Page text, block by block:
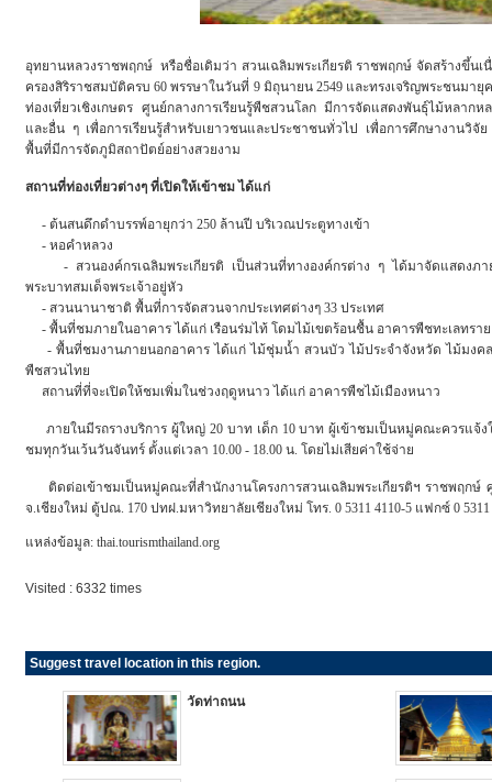
อุทยานหลวงราชพฤกษ์ หรือชื่อเดิมว่า สวนเฉลิมพระเกียรติ ราชพฤกษ์ จัดสร้างขึ้นเ
ครองสิริราชสมบัติครบ 60 พรรษาในวันที่ 9 มิถุนายน 2549 และทรงเจริญพระชนมา
ท่องเที่ยวเชิงเกษตร ศูนย์กลางการเรียนรู้พืชสวนโลก มีการจัดแสดงพันธุ์ไม้หลาก
และอื่น ๆ เพื่อการเรียนรู้สำหรับเยาวชนและประชาชนทั่วไป เพื่อการศึกษางานวิ
พื้นที่มีการจัดภูมิสถาปัตย์อย่างสวยงาม
สถานที่ท่องเที่ยวต่างๆ ที่เปิดให้เข้าชม ได้แก่
- ต้นสนดึกดำบรรพ์อายุกว่า 250 ล้านปี บริเวณประตูทางเข้า
- หอคำหลวง
- สวนองค์กรเฉลิมพระเกียรติ เป็นส่วนที่ทางองค์กรต่าง ๆ ได้มาจัดแสดงภา
พระบาทสมเด็จพระเจ้าอยู่หัว
- สวนนานาชาติ พื้นที่การจัดสวนจากประเทศต่างๆ 33 ประเทศ
- พื้นที่ชมภายในอาคาร ได้แก่ เรือนร่มไท้ โดมไม้เขตร้อนชื้น อาคารพืชทะเลทราย
- พื้นที่ชมงานภายนอกอาคาร ได้แก่ ไม้ชุ่มน้ำ สวนบัว ไม้ประจำจังหวัด ไม้มงค
พืชสวนไทย
สถานที่ที่จะเปิดให้ชมเพิ่มในช่วงฤดูหนาว ได้แก่ อาคารพืชไม้เมืองหนาว
ภายในมีรถรางบริการ ผู้ใหญ่ 20 บาท เด็ก 10 บาท ผู้เข้าชมเป็นหมู่คณะควรแจ้ง
ชมทุกวันเว้นวันจันทร์ ตั้งแต่เวลา 10.00 - 18.00 น. โดยไม่เสียค่าใช้จ่าย
ติดต่อเข้าชมเป็นหมู่คณะที่สำนักงานโครงการสวนเฉลิมพระเกียรติฯ ราชพฤกษ์ ศู
จ.เชียงใหม่ ตู้ปณ. 170 ปทฝ.มหาวิทยาลัยเชียงใหม่ โทร. 0 5311 4110-5 แฟกซ์ 0
แหล่งข้อมูล: thai.tourismthailand.org
Visited : 6332 times
Suggest travel location in this region.
วัดท่าถนน